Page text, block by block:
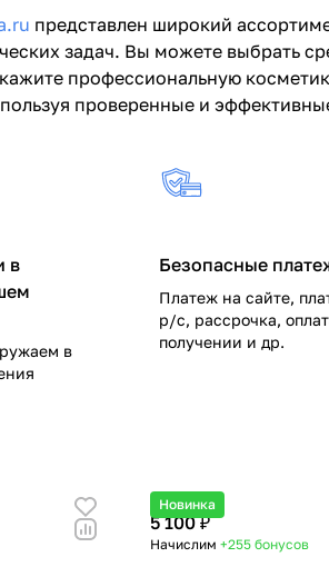
представлен широкий
задач. Вы можете выбрать
профессиональную
проверенные и
в
в
Безопасные
Платеж на сайте,
р/c, рассрочка,
получении и др.
Новинка
5 100 ₽
Начислим +255 бонусов